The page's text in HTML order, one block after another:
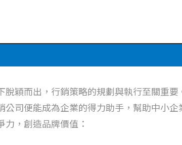
穎而出，行銷策略的規劃與執行至關重
司便能成為企業的得力助手，幫助中小
，創造品牌價值：